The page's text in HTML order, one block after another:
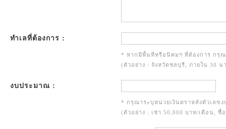
ทำเลที่ต้องการ :
* หากมีพื้นที่หรือนิคมฯ ที่ต้องการ กรุณ
(ตัวอย่าง : จังหวัดชลบุรี, ภายใน 30
งบประมาณ :
* กรุณาระบุหน่วยเงินตราหลังตัวเลข
(ตัวอย่าง : เช่า 50,000 บาท/เดือน, ซื้